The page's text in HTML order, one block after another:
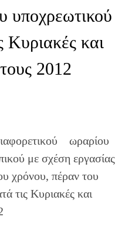
υποχρεωτικού
Κυριακές και
2012
ωραρίου
με σχέση εργασίας
χρόνου, πέραν του
τις Κυριακές και